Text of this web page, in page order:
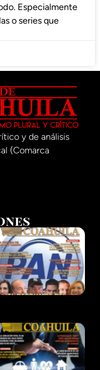
Especialmente
o series que
y de análisis
(Comarca